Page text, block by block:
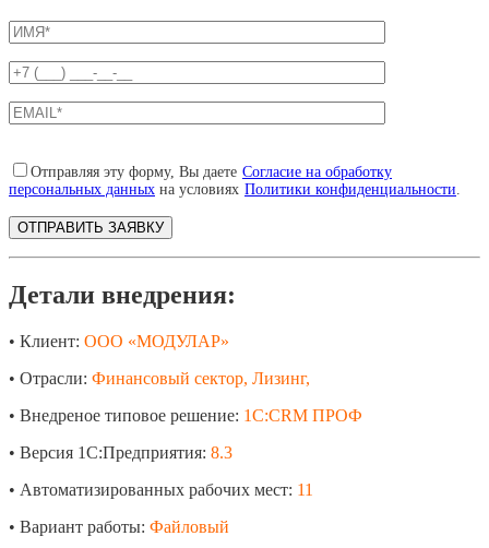
Отправляя эту форму, Вы даете Согласие на обработку
персональных данных на условиях Политики конфиденциальности.
Детали внедрения:
• Клиент: ООО «МОДУЛАР»
• Отрасли: Финансовый сектор, Лизинг,
• Внедреное типовое решение: 1С:CRM ПРОФ
• Версия 1С:Предприятия: 8.3
• Автоматизированных рабочих мест: 11
• Вариант работы: Файловый